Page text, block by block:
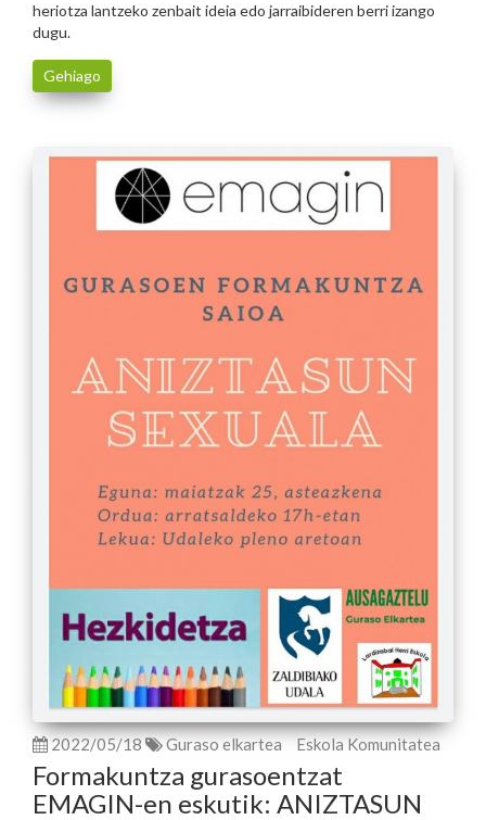
heriotza lantzeko zenbait ideia edo jarraibideren berri izango
dugu.
Gehiago
2022/05/18 Guraso elkartea Eskola Komunitatea
Formakuntza gurasoentzat
EMAGIN-en eskutik: ANIZTASUN